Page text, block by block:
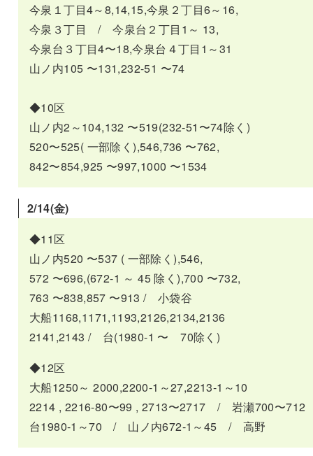
今泉１丁目4～8,14,15,今泉２丁目6～16,
今泉３丁目 / 今泉台２丁目1～ 13,
今泉台３丁目4〜18,今泉台４丁目1～31
山ノ内105 〜131,232-51 〜74
◆10区
山ノ内2～104,132 〜519(232-51〜74除く)
520〜525( 一部除く),546,736 〜762,
842〜854,925 〜997,1000 〜1534
2/14(金)
◆11区
山ノ内520 〜537 ( 一部除く),546,
572 〜696,(672-1 ～ 45 除く),700 〜732,
763 〜838,857 〜913 / 小袋谷
大船1168,1171,1193,2126,2134,2136
2141,2143 / 台(1980-1 〜 70除く)
◆12区
大船1250～ 2000,2200-1～27,2213-1～10
2214 , 2216-80〜99 , 2713〜2717 / 岩瀬700〜712
台1980-1～70 / 山ノ内672-1～45 / 高野